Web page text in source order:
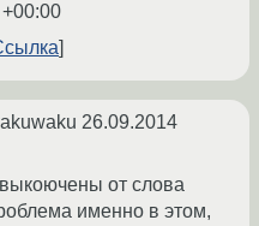
26.09.2014
от слова
именно в этом,